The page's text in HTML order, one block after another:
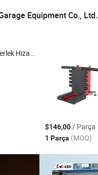
Equipment Co., Ltd.
, Araç Tanı Tarayıcı
$146,00/ Parça
1 Parça (MOQ)